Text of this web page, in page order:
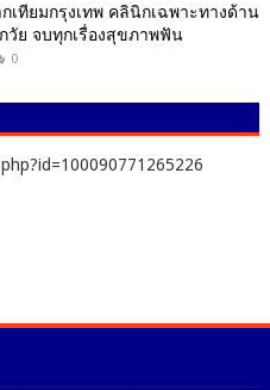
เทียมกรุงเทพ คลินิกเฉพาะทางด้าน
วัย จบทุกเรื่องสุขภาพฟัน
0